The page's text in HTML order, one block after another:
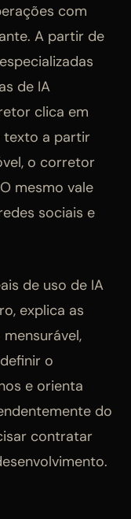
com
A partir de
de IA
clica em
texto a partir
o corretor
mesmo vale
sociais e
de uso de IA
explica as
o
e orienta
do
contratar